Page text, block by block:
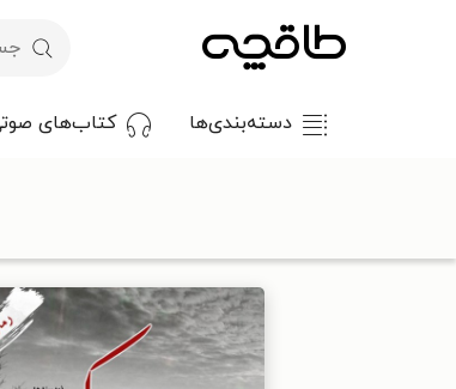
دسته‌بندی‌ها کتاب‌های